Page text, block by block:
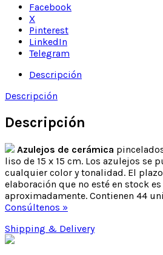
Facebook
X
Pinterest
LinkedIn
Telegram
Descripción
Descripción
Descripción
Azulejos de cerámica
liso de 15 x 15 cm. Los azulejos se
cualquier color y tonalidad. El
elaboración que no esté en stock
aproximadamente. Contienen 44
Consúltenos »
Shipping & Delivery